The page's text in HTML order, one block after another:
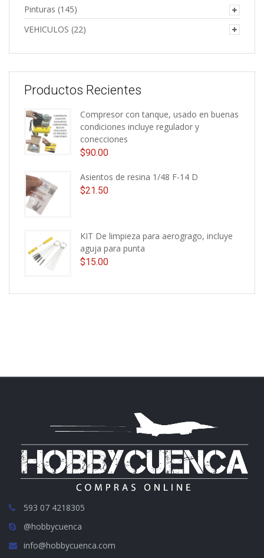
Pinturas (145)
VEHICULOS (22)
Productos Recientes
Compresor con tanque, usado en buenas
condiciones incluye regulador y
conecciones
$90.00
Asientos de resina 1/48 F-14 D
$21.50
KIT De limpieza para aerogrago, incluye
aguja para punta
$15.00
593 07 4218305
@hobbycuenca
info@hobbycuenca.com